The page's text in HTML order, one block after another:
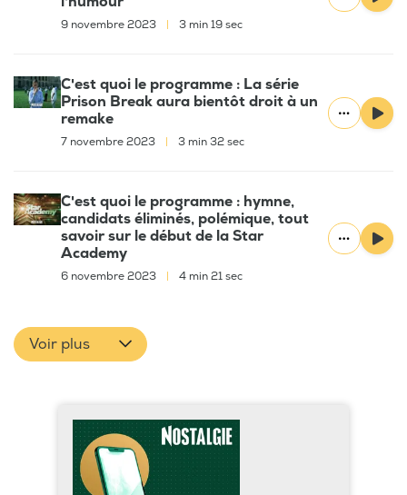
9 novembre 2023 3 min 19 sec
C'est quoi le programme : La série
Prison Break aura bientôt droit à un
remake
7 novembre 2023 3 min 32 sec
C'est quoi le programme : hymne,
candidats éliminés, polémique, tout
savoir sur le début de la Star
Academy
6 novembre 2023 4 min 21 sec
Voir plus